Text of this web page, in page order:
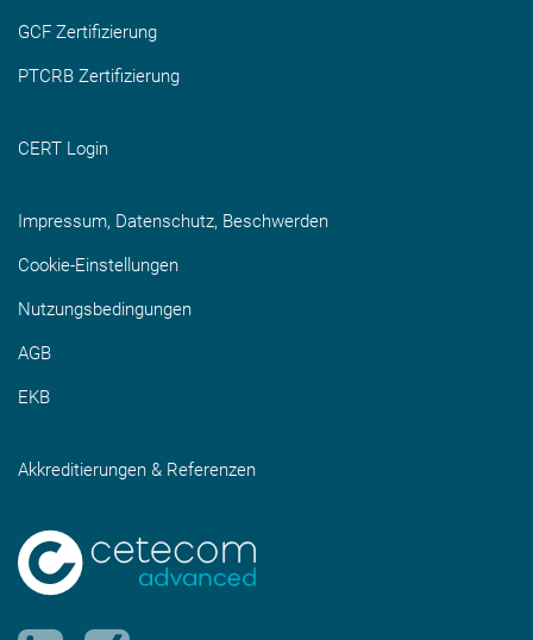
GCF Zertifizierung
PTCRB Zertifizierung
CERT Login
Impressum, Datenschutz, Beschwerden
Cookie-Einstellungen
Nutzungsbedingungen
AGB
EKB
Akkreditierungen & Referenzen